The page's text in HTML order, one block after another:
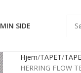
MIN SIDE
Hjem TAPET
HERRING FLOW